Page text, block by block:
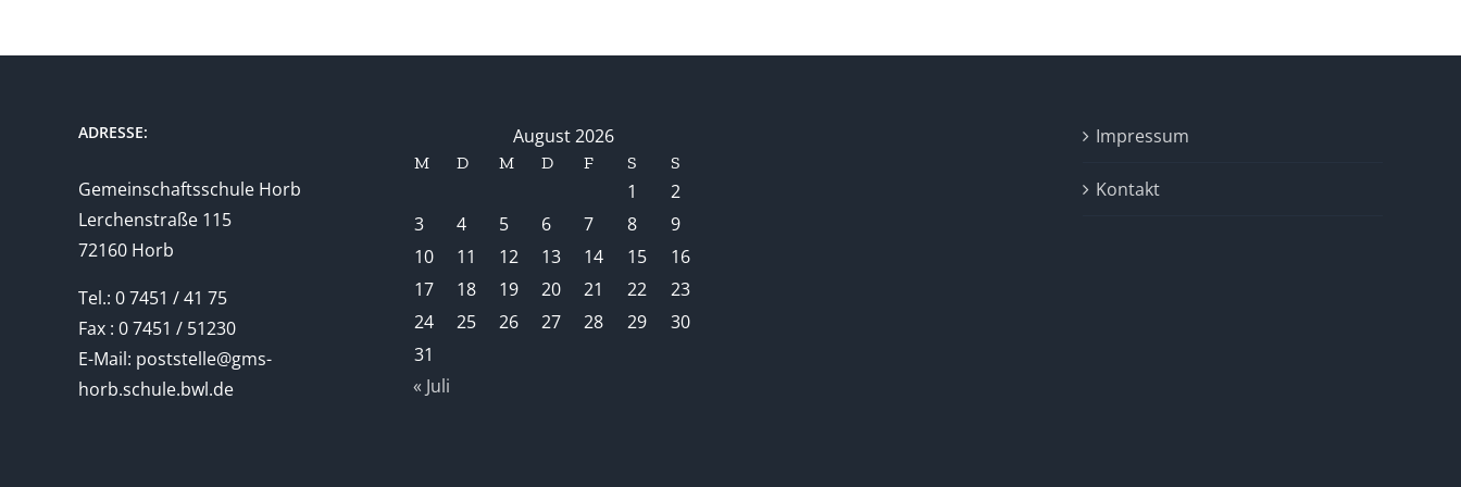
ADRESSE:
Gemeinschaftsschule Horb
Lerchenstraße 115
72160 Horb
Tel.: 0 7451 / 41 75
Fax : 0 7451 / 51230
E-Mail: poststelle@gms-
horb.schule.bwl.de
August 2026
M D M D F S S
1
2
3
4 5 6 7 8
9
10
11 12 13 14 15
16
17
18 19 20 21 22
23
24
25 26 27 28 29
30
31
« Juli
Impressum
Kontakt